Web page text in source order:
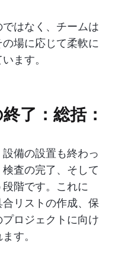
はなく、チームは
場に応じて柔軟に
ます。
了：総括：
備の設置も終わっ
査の完了、そして
階です。これに
リストの作成、保
ロジェクトに向け
す。